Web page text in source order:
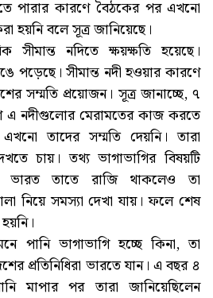
পারার কারণে বৈঠকের পর এখনো
হয়নি বলে সূত্র জানিয়েছে।
নদিতে ক্ষয়ক্ষতি হয়েছে।
পড়েছে। সীমান্ত নদী হওয়ার কারণে
সম্মতি প্রয়োজন। সূত্র জানাচ্ছে, ৭
এ নদীগুলোর মেরামতের কাজ করতে
তাদের সম্মতি দেয়নি। তারা
চায়। তথ্য ভাগাভাগির বিষয়টি
তাতে রাজি থাকলেও তা
নিয়ে সমস্যা দেখা যায়। ফলে শেষ
পানি ভাগাভাগি হচ্ছে কিনা, তা
প্রতিনিধিরা ভারতে যান। এ বছর ৪
মাপার পর তারা জানিয়েছিলেন